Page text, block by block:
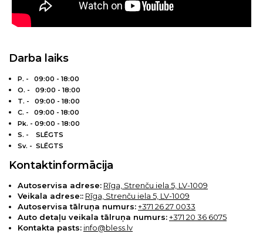
Darba laiks
P. - 09:00 - 18:00
O. - 09:00 - 18:00
T. - 09:00 - 18:00
C. - 09:00 - 18:00
Pk. - 09:00 - 18:00
S. - SLĒGTS
Sv. - SLĒGTS
Kontaktinformācija
Autoservisa adrese: Rīga, Strenču iela 5, LV-1009
Veikala adrese:: Rīga, Strenču iela 5, LV-1009
Autoservisa tālruņa numurs:+371 26 27 0033
Auto detaļu veikala tālruņa numurs:+371 20 36 6075
Kontakta pasts: info@bless.lv